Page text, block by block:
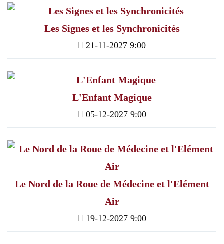
Les Signes et les Synchronicités
21-11-2027 9:00
L'Enfant Magique
05-12-2027 9:00
Le Nord de la Roue de Médecine et l'Elément
Air
19-12-2027 9:00